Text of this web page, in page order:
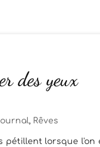
des yeux
, Rêves
pétillent lorsque